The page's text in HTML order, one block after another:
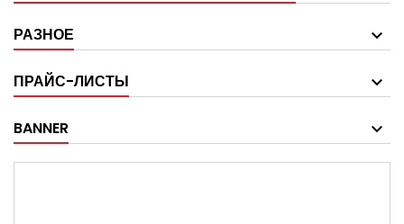
РАЗНОЕ
ПРАЙС-ЛИСТЫ
BANNER